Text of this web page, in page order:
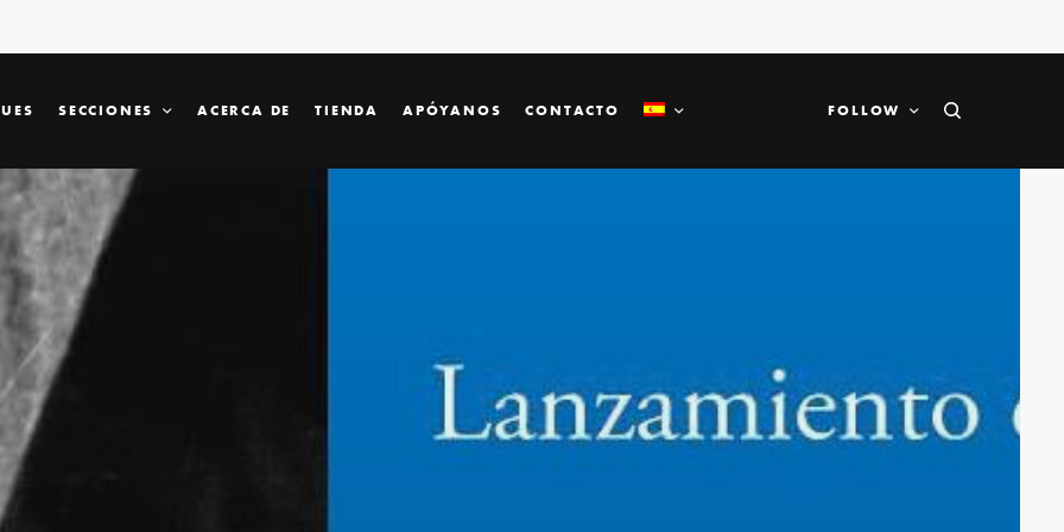
SECCIONES ACERCA DE TIENDA APÓYANOS CONTACTO FOLLOW